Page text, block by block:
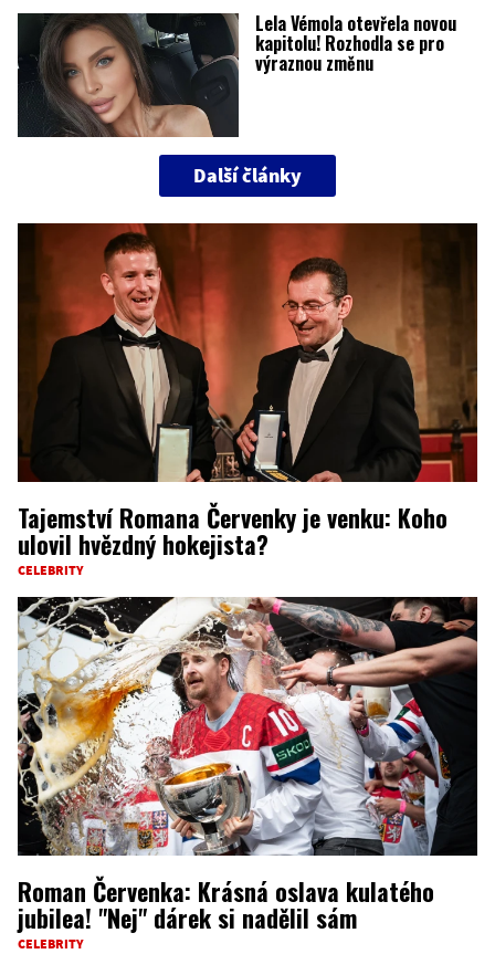
Lela Vémola otevřela novou
kapitolu! Rozhodla se pro
výraznou změnu
Další články
Tajemství Romana Červenky je venku: Koho
ulovil hvězdný hokejista?
CELEBRITY
Roman Červenka: Krásná oslava kulatého
jubilea! "Nej" dárek si nadělil sám
CELEBRITY